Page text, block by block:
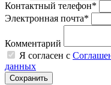
Контактный телефон*
Электронная почта*
Комментарий
Я согласен с
данных